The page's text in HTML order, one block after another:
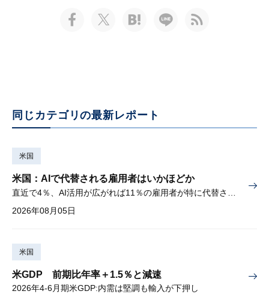
同じカテゴリの最新レポート
米国
米国：AIで代替される雇用者はいかほどか
2026年08月05日
米国
米GDP 前期比年率＋1.5％と減速
2026年4-6月期米GDP:内需は堅調も輸入が下押し